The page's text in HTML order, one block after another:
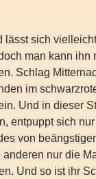
lässt sich
man kann ihn
Schlag
im
Und in dieser
entpuppt sich
von
nur die
Und so ist ihr